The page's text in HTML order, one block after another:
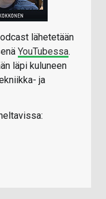
lähetetään
YouTubessa.
läpi kuluneen
ja